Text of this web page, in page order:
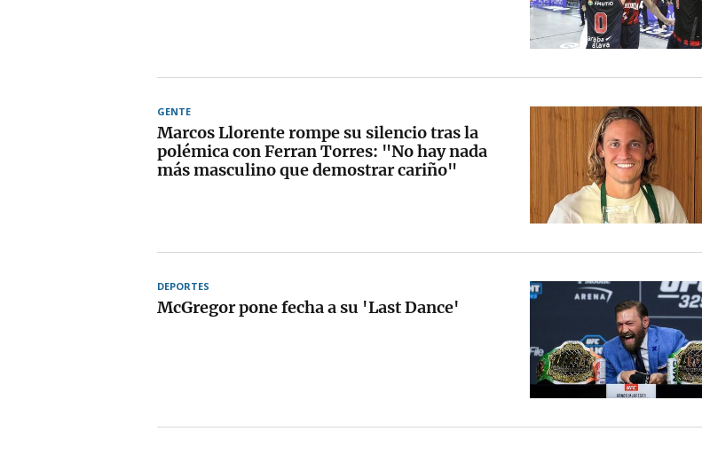
GENTE
Marcos Llorente rompe su silencio tras la
polémica con Ferran Torres: "No hay nada
más masculino que demostrar cariño"
DEPORTES
McGregor pone fecha a su 'Last Dance'